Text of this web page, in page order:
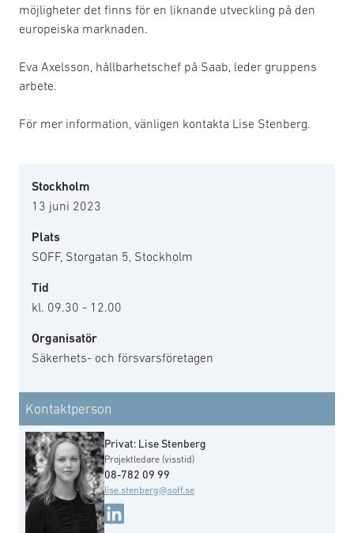
möjligheter det finns för en liknande utveckling på den
europeiska marknaden.
Eva Axelsson, hållbarhetschef på Saab, leder gruppens
arbete.
För mer information, vänligen kontakta Lise Stenberg.
Stockholm
13 juni 2023
Plats
SOFF, Storgatan 5, Stockholm
Tid
kl. 09.30 - 12.00
Organisatör
Säkerhets- och försvarsföretagen
Kontaktperson
Privat: Lise Stenberg
Projektledare (visstid)
08-782 09 99
lise.stenberg@soff.se